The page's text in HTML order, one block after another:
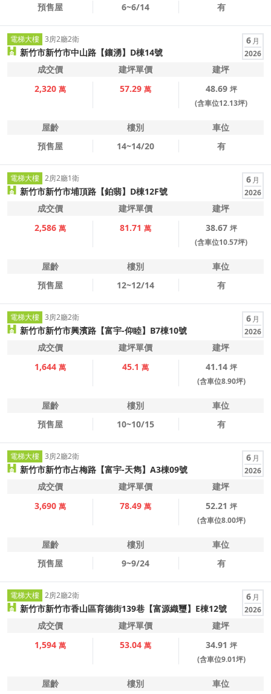
預售屋
6~6/14 有
電梯大樓 3房2廳2衛
新竹市新竹市中山路【鑲湧】D棟14號
6 月
2026
成交價 建坪單價
建坪
2,320 萬 57.29 萬 48.69 坪
(含車位12.13坪)
屋齡 樓別
車位
預售屋
14~14/20 有
電梯大樓 2房2廳1衛
新竹市新竹市埔頂路【鉑翡】D棟12F號
6 月
2026
成交價 建坪單價
建坪
2,586 萬 81.71 萬 38.67 坪
(含車位10.57坪)
屋齡 樓別
車位
預售屋
12~12/14 有
電梯大樓 3房2廳2衛
新竹市新竹市興濱路【富宇-仰睦】B7棟10號
6 月
2026
成交價 建坪單價
建坪
1,644 萬 45.1 萬 41.14 坪
(含車位8.90坪)
屋齡 樓別
車位
預售屋
10~10/15 有
電梯大樓 3房2廳2衛
新竹市新竹市占梅路【富宇-天雋】A3棟09號
6 月
2026
成交價 建坪單價
建坪
3,690 萬 78.49 萬 52.21 坪
(含車位8.00坪)
屋齡 樓別
車位
預售屋
9~9/24 有
電梯大樓 2房2廳2衛
新竹市新竹市香山區育德街139巷【富源織璽】E棟12號
6 月
2026
成交價 建坪單價
建坪
1,594 萬 53.04 萬 34.91 坪
(含車位9.01坪)
屋齡 樓別
車位